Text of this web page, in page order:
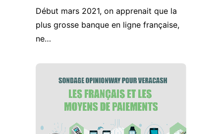
Début mars 2021, on apprenait que la
plus grosse banque en ligne française,
ne…